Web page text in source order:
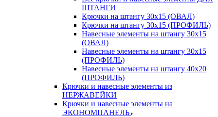
ШТАНГИ
Крючки на штангу 30х15 (ОВАЛ)
Крючки на штангу 30х15 (ПРОФИЛЬ)
Навесные элементы на штангу 30х15
(ОВАЛ)
Навесные элементы на штангу 30х15
(ПРОФИЛЬ)
Навесные элементы на штангу 40х20
(ПРОФИЛЬ)
Крючки и навесные элементы из
НЕРЖАВЕЙКИ
Крючки и навесные элементы на
ЭКОНОМПАНЕЛЬ